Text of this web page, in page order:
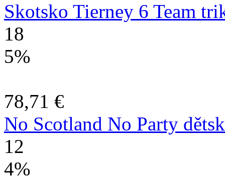
Skotsko Tierney 6 Team
18
5%
78,71 €
No Scotland No Party
12
4%